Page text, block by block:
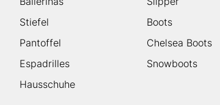
Stiefel
Boots
Pantoffel
Chelsea Boots
Espadrilles
Snowboots
Hausschuhe